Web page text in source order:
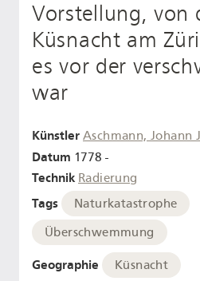
Vorstellung, von
Küsnacht am
es vor der
war
Künstler Aschmann, Johann
Datum 1778 -
Technik Radierung
Tags
Naturkatastrophe
Überschwemmung
Geographie Küsnacht